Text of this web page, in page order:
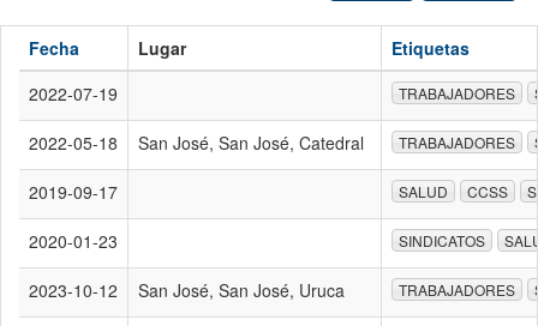
Fecha Lugar
Etiquetas
2022-07-19
TRABAJADORES
2022-05-18 San José, San José, Catedral TRABAJADORES
2019-09-17 SALUD CCSS
2020-01-23 SINDICATOS
2023-10-12 San José, San José, Uruca TRABAJADORES